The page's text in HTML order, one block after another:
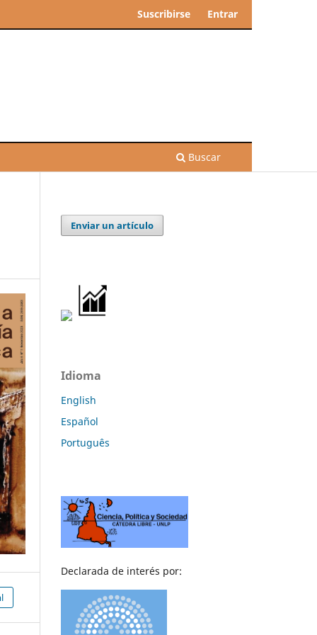
Buscar
Suscribirse Entrar
Enviar un artículo
Idioma
English
Español
Português
Declarada de interés por: